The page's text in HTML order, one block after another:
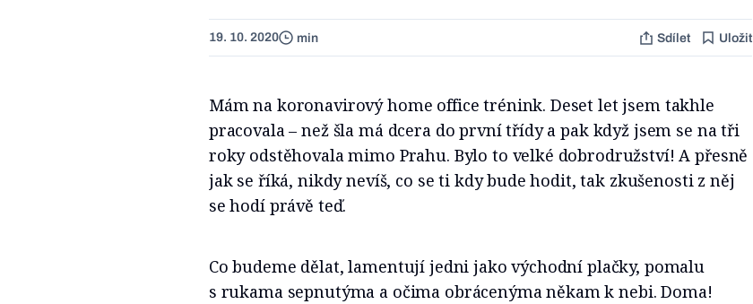
19. 10. 2020 min Sdílet Uložit
Mám na koronavirový home office trénink. Deset let jsem takhle
pracovala – než šla má dcera do první třídy a pak když jsem se na tři
roky odstěhovala mimo Prahu. Bylo to velké dobrodružství! A přesně
jak se říká, nikdy nevíš, co se ti kdy bude hodit, tak zkušenosti z něj
se hodí právě teď.
Co budeme dělat, lamentují jedni jako východní plačky, pomalu
s rukama sepnutýma a očima obrácenýma někam k nebi. Doma!